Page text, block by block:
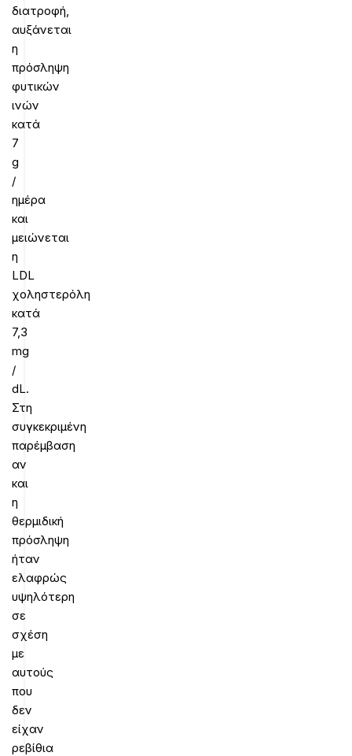
διατροφή,
αυξάνεται
η
πρόσληψη
φυτικών
ινών
κατά
7
g
/
ημέρα
και
μειώνεται
η
LDL
χοληστερόλη
κατά
7,3
mg
/
dL.
Στη
συγκεκριμένη
παρέμβαση
αν
και
η
θερμιδική
πρόσληψη
ήταν
ελαφρώς
υψηλότερη
σε
σχέση
με
αυτούς
που
δεν
είχαν
ρεβίθια